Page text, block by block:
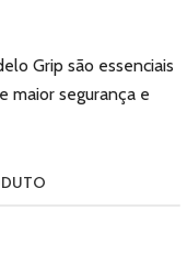
Grip são essenciais
maior segurança e